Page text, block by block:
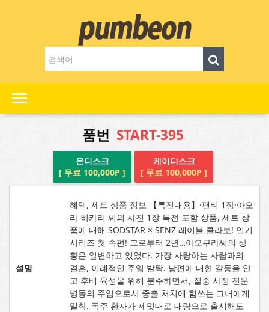
품번 START-395
온디스크
[ 무료 100,000P ]
케이디스크
[ 무료 100,000P ]
설명
혜택, 세트 상품 정보 【특전내용】·팬티 1장·아오
라 히카리 씨의 사진 1장 특전 포함 상품, 세트 상
품에 대해 SODSTAR × SENZ 레이블 콜라보! 인기
시리즈 첫 속편! 그로부터 2년…아오쿠라씨의 상
황은 일변하고 있었다. 가장 사랑하는 사람과의
결혼, 이례적인 주임 발탁. 남편에 대한 갈등을 안
고 후배 육성을 위해 분주하면서, 질중 사정 전문
병동의 주임으로서 중출 처치에 힘쓰는 그녀에게
밀착. 폭주 환자가 제멋대로 대량으로 출시해도